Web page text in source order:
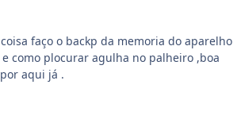
faço o backp da memoria do aparelho
como plocurar agulha no palheiro ,boa
aqui já .